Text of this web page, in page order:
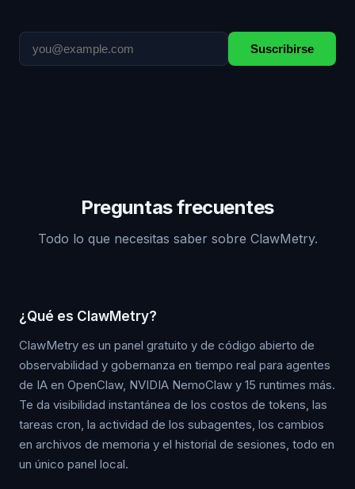
Suscribirse
Preguntas frecuentes
Todo lo que necesitas saber sobre ClawMetry.
¿Qué es ClawMetry?
ClawMetry es un panel gratuito y de código abierto de
observabilidad y gobernanza en tiempo real para agentes
de IA en OpenClaw, NVIDIA NemoClaw y 15 runtimes más.
Te da visibilidad instantánea de los costos de tokens, las
tareas cron, la actividad de los subagentes, los cambios
en archivos de memoria y el historial de sesiones, todo en
un único panel local.